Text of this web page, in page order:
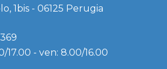
1bis - 06125 Perugia
17.00 - ven: 8.00/16.00